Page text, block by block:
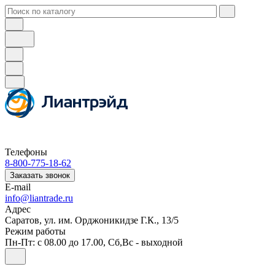
Телефоны
8-800-775-18-62
Заказать звонок
E-mail
info@liantrade.ru
Адрес
Саратов, ул. им. Орджоникидзе Г.К., 13/5
Режим работы
Пн-Пт: c 08.00 до 17.00, Cб,Вс - выходной